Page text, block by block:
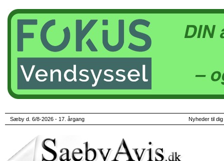
Sæby d. 6/8-2026 - 17. årgang Nyheder til